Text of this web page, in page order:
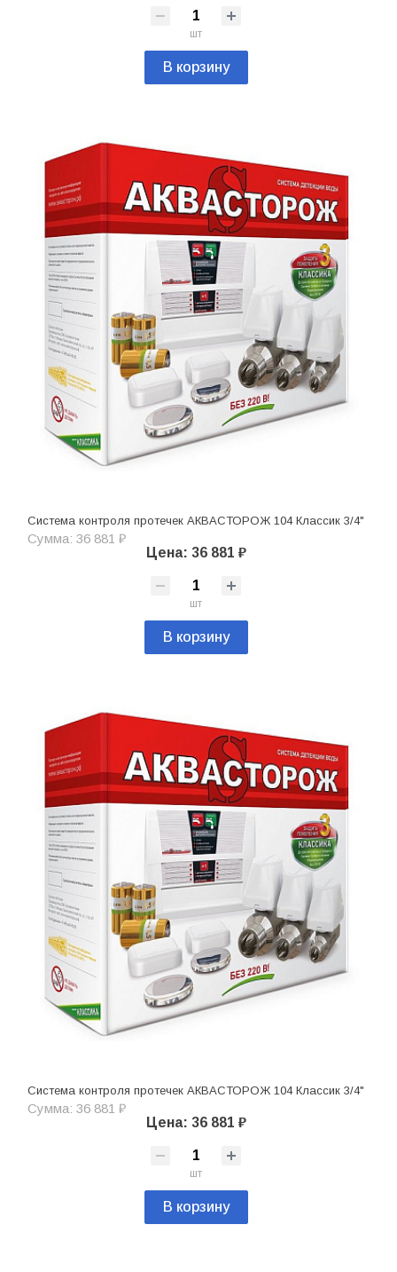
шт
В корзину
Система контроля протечек АКВАСТОРОЖ 104 Классик 3/4"
Сумма: 36 881 ₽
Цена: 36 881 ₽
шт
В корзину
Система контроля протечек АКВАСТОРОЖ 104 Классик 3/4"
Сумма: 36 881 ₽
Цена: 36 881 ₽
шт
В корзину